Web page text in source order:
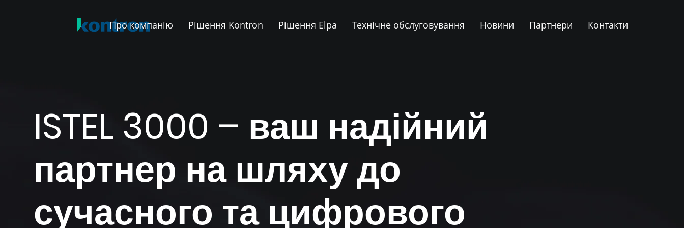
Про компанію Рішення Kontron Рішення Elpa Технічне обслуговування Новини Партнери Контакти
ISTEL 3000 – ваш надійний
партнер на шляху до
сучасного та цифрового